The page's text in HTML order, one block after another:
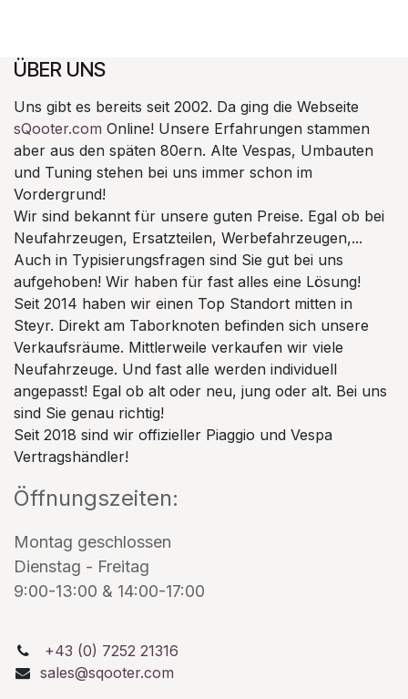
ÜBER UNS
Uns gibt es bereits seit 2002. Da ging die Webseite
sQooter.com Online! Unsere Erfahrungen stammen
aber aus den späten 80ern. Alte Vespas, Umbauten
und Tuning stehen bei uns immer schon im
Vordergrund!
Wir sind bekannt für unsere guten Preise. Egal ob bei
Neufahrzeugen, Ersatzteilen, Werbefahrzeugen,...
Auch in Typisierungsfragen sind Sie gut bei uns
aufgehoben! Wir haben für fast alles eine Lösung!
Seit 2014 haben wir einen Top Standort mitten in
Steyr. Direkt am Taborknoten befinden sich unsere
Verkaufsräume. Mittlerweile verkaufen wir viele
Neufahrzeuge. Und fast alle werden individuell
angepasst! Egal ob alt oder neu, jung oder alt. Bei uns
sind Sie genau richtig!
Seit 2018 sind wir offizieller Piaggio und Vespa
Vertragshändler!
Öffnungszeiten:
Montag geschlossen
Dienstag - Freitag
9:00-13:00 & 14:00-17:00
+43 (0) 7252 21316
sales@sqooter.com